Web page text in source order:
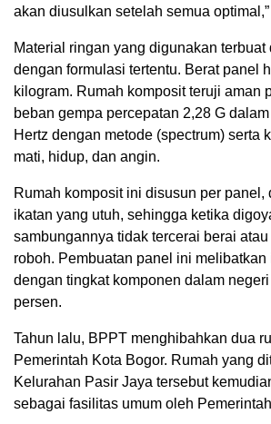
akan diusulkan setelah semua
Material ringan yang digunakan terbuat
dengan formulasi tertentu. Berat panel
kilogram. Rumah komposit teruji aman
beban gempa percepatan 2,28 G
Hertz dengan metode (spectrum) serta
mati, hidup, dan angin.
Rumah komposit ini disusun per panel,
ikatan yang utuh, sehingga ketika
sambungannya tidak tercerai berai
roboh. Pembuatan panel ini melibatkan
dengan tingkat komponen dalam
persen.
Tahun lalu, BPPT menghibahkan dua
Pemerintah Kota Bogor. Rumah yang
Kelurahan Pasir Jaya tersebut
sebagai fasilitas umum oleh